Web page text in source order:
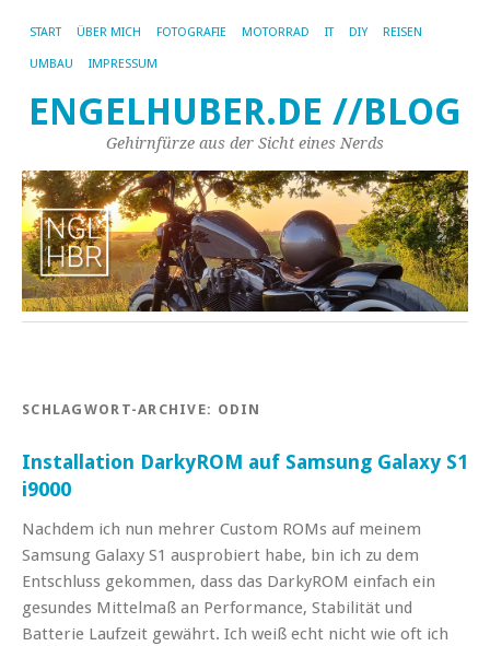
START ÜBER MICH FOTOGRAFIE MOTORRAD IT DIY REISEN
UMBAU IMPRESSUM
ENGELHUBER.DE //BLOG
Gehirnfürze aus der Sicht eines Nerds
SCHLAGWORT-ARCHIVE: ODIN
Installation DarkyROM auf Samsung Galaxy S1
i9000
Nachdem ich nun mehrer Custom ROMs auf meinem
Samsung Galaxy S1 ausprobiert habe, bin ich zu dem
Entschluss gekommen, dass das DarkyROM einfach ein
gesundes Mittelmaß an Performance, Stabilität und
Batterie Laufzeit gewährt. Ich weiß echt nicht wie oft ich